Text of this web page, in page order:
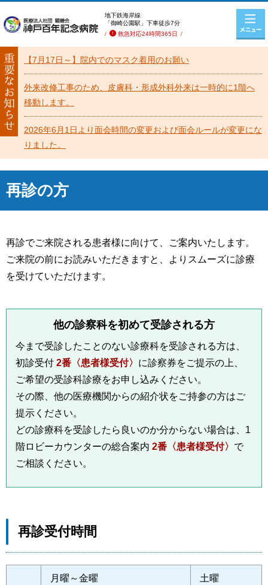
地下鉄海岸線
「御崎公園駅」下車徒歩7分
救急対応24時間365日
【7月17日～】院内でのマスク着用のお願い
外来改修工事のため、皮膚科・形成外科外来は一時的に1階へ
移動します。
2026年6月1日より面会時間の変更および面会ルールが変更にな
りました。
再診の方
再診でご来院される患者様に向けて、ご案内いたします。
ご来院の前にお読みいただきますと、よりスムーズに診療
を受けていただけます。
他の診察科を初めて受診される方
今まで受診したことのない診療科を受診される方は、
初診受付 2番〈患者様受付〉 に診察券をご提示の上、
ご希望の受診科診療をお申し込みください。
その際、他の医療機関からの紹介状をご持参の方はご
提示ください。
どの診療科を受診したら良いのか分からない場合は、1
階ロビーカウンターの総合案内 2番〈患者様受付〉 で
ご相談ください。
再診受付時間
月曜～金曜 土曜